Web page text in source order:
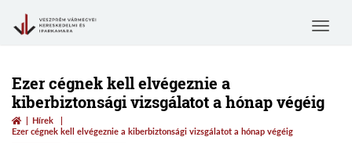
Toggle
Ezer cégnek kell elvégeznie a
kiberbiztonsági vizsgálatot a hónap végéig
Hírek
Ezer cégnek kell elvégeznie a kiberbiztonsági vizsgálatot a hónap végéig